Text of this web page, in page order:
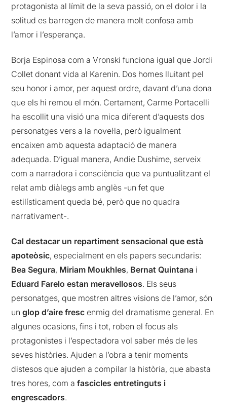
protagonista al límit de la seva passió, on el dolor i la
solitud es barregen de manera molt confosa amb
l’amor i l’esperança.
Borja Espinosa com a Vronski funciona igual que Jordi
Collet donant vida al Karenin. Dos homes lluitant pel
seu honor i amor, per aquest ordre, davant d’una dona
que els hi remou el món. Certament, Carme Portacelli
ha escollit una visió una mica diferent d’aquests dos
personatges vers a la novel·la, però igualment
encaixen amb aquesta adaptació de manera
adequada. D’igual manera, Andie Dushime, serveix
com a narradora i consciència que va puntualitzant el
relat amb diàlegs amb anglès -un fet que
estilísticament queda bé, però que no quadra
narrativament-.
Cal destacar un repartiment sensacional que està
apoteòsic, especialment en els papers secundaris:
Bea Segura, Miriam Moukhles, Bernat Quintana i
Eduard Farelo estan meravellosos. Els seus
personatges, que mostren altres visions de l’amor, són
unglop d’aire frescenmig del dramatisme general. En
algunes ocasions, fins i tot, roben el focus als
protagonistes i l’espectadora vol saber més de les
seves històries. Ajuden a l’obra a tenir moments
distesos que ajuden a compilar la història, que abasta
tres hores, com afascicles entretinguts i
engrescadors.